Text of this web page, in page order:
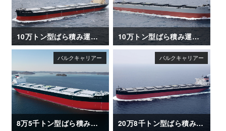
10万トン型ばら積み運搬船「BRILLIANT MERCURY」竣工 10万トン型ばら積み運搬船「CAPE ACE」竣工
8万5千トン型ばら積み運搬船「CAMELLIA ISLAND」 20万8千トン型ばら積み運搬船「METIS HORIZON」竣工